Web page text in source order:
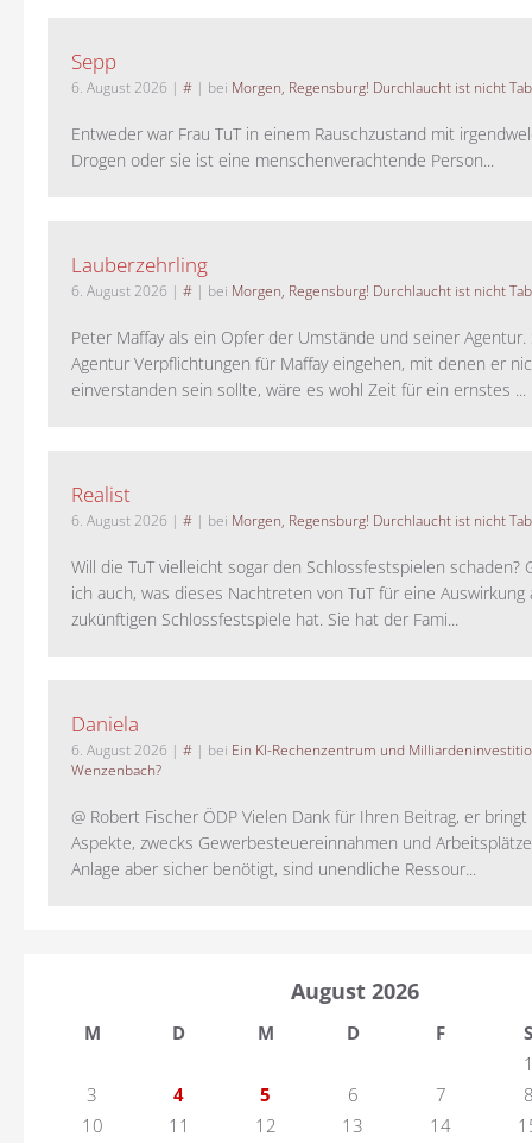
Sepp
6. August 2026 | # | bei Morgen, Regensburg! Durchlaucht ist nicht
Entweder war Frau TuT in einem Rauschzustand mit
Drogen oder sie ist eine menschenverachtende Person...
Lauberzehrling
6. August 2026 | # | bei Morgen, Regensburg! Durchlaucht ist nicht
Peter Maffay als ein Opfer der Umstände und seiner Agentur.
Agentur Verpflichtungen für Maffay eingehen, mit denen er
einverstanden sein sollte, wäre es wohl Zeit für ein ernstes ...
Realist
6. August 2026 | # | bei Morgen, Regensburg! Durchlaucht ist nicht
Will die TuT vielleicht sogar den Schlossfestspielen schaden?
ich auch, was dieses Nachtreten von TuT für eine Auswirkung
zukünftigen Schlossfestspiele hat. Sie hat der Fami...
Daniela
6. August 2026 | # | bei Ein KI-Rechenzentrum und
Wenzenbach?
@ Robert Fischer ÖDP Vielen Dank für Ihren Beitrag, er
Aspekte, zwecks Gewerbesteuereinnahmen und
Anlage aber sicher benötigt, sind unendliche Ressour...
August 2026
M D M D F
S
3
4 5 6 7
10
11 12 13 14